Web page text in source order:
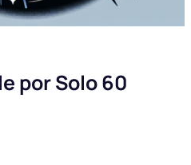
por Solo 60